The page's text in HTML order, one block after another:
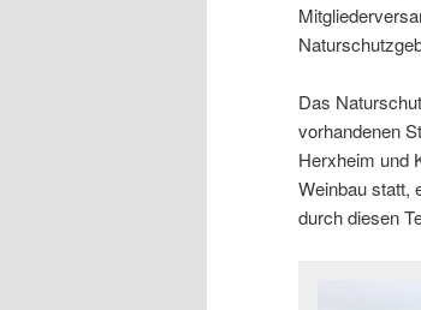
Das
vorhandenen
Herxheim und
Weinbau statt,
durch diesen